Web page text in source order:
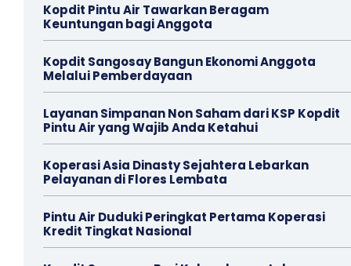
Kopdit Pintu Air Tawarkan Beragam
Keuntungan bagi Anggota
Kopdit Sangosay Bangun Ekonomi Anggota
Melalui Pemberdayaan
Layanan Simpanan Non Saham dari KSP Kopdit
Pintu Air yang Wajib Anda Ketahui
Koperasi Asia Dinasty Sejahtera Lebarkan
Pelayanan di Flores Lembata
Pintu Air Duduki Peringkat Pertama Koperasi
Kredit Tingkat Nasional